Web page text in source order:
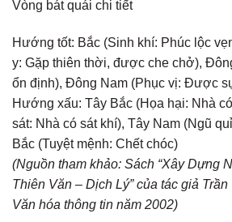
Vòng bát quái chi tiết
Hướng tốt: Bắc (Sinh khí: Phúc lộc
y: Gặp thiên thời, được che chở),
ổn định), Đông Nam (Phục vị: Được
Hướng xấu: Tây Bắc (Họa hại: Nhà
sát: Nhà có sát khí), Tây Nam (Ngũ
Bắc (Tuyệt mệnh: Chết chóc)
(Nguồn tham khảo: Sách “Xây Dựng
Thiên Văn – Dịch Lý” của tác giả
Văn hóa thông tin năm 2002)